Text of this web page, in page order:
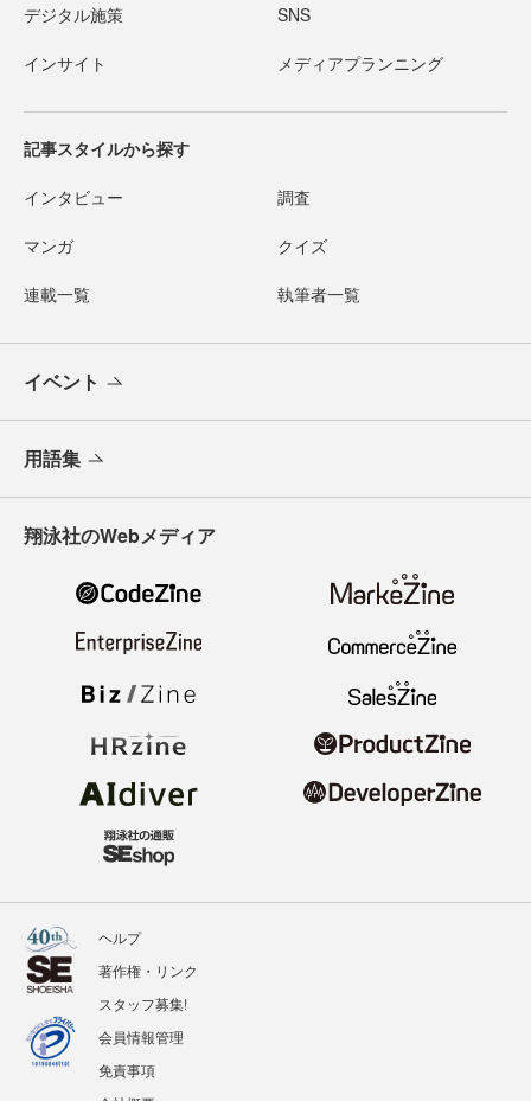
デジタル施策 SNS
インサイト メディアプランニング
記事スタイルから探す
インタビュー 調査
マンガ クイズ
連載一覧 執筆者一覧
イベント
用語集
翔泳社のWebメディア
ヘルプ
著作権・リンク
スタッフ募集!
会員情報管理
免責事項